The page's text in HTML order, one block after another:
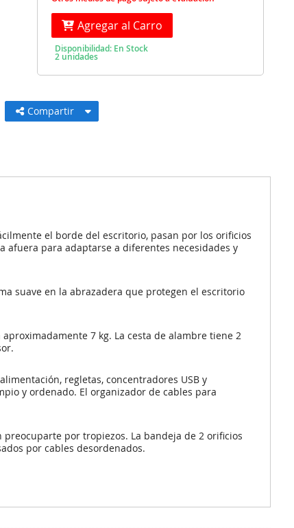
Agregar al Carro
Disponibilidad: En Stock
2 unidades
Compartir
el borde del escritorio, pasan por los orificios
afuera para adaptarse a diferentes necesidades y
suave en la abrazadera que protegen el escritorio
7 kg. La cesta de alambre tiene 2
regletas, concentradores USB y
y ordenado. El organizador de cables para
por tropiezos. La bandeja de 2 orificios
por cables desordenados.